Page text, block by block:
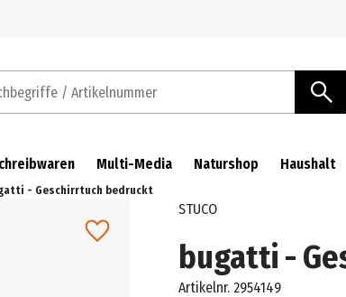
/ Artikelnummer
Multi-Media Naturshop Haushalt
- Geschirrtuch bedruckt
STUCO
bugatti -
Artikelnr. 2954149